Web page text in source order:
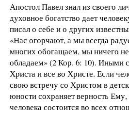
Апостол Павел знал из своего
духовное богатство дает
писал о себе и о других
«Нас огорчают, а мы всегда
многих обогащаем, мы ничего
обладаем» (2 Кор. 6: 10). Иными
Христа и все во Христе. Если
свою встречу со Христом в
юности сохраняет верность Ему,
человека состоится во всех